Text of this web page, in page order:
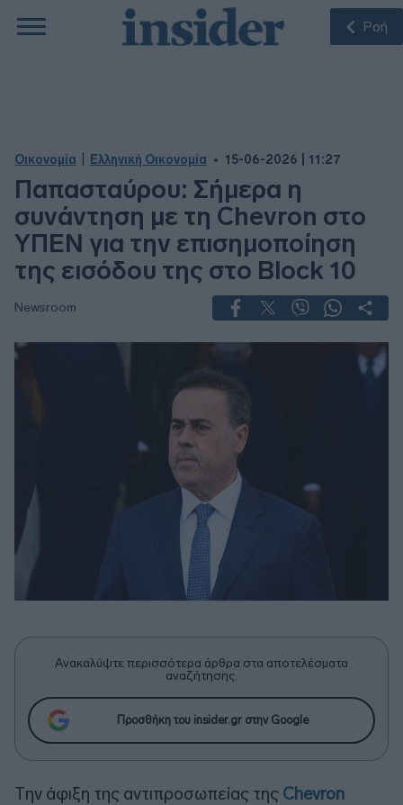
Ροή
Οικονομία Ελληνική Οικονομία 15-06-2026 | 11:27
Παπασταύρου: Σήμερα η
συνάντηση με τη Chevron στο
ΥΠΕΝ για την επισημοποίηση
της εισόδου της στο Block 10
Newsroom
Ανακαλύψτε περισσότερα άρθρα στα αποτελέσματα
αναζήτησης.
Προσθήκη του insider.gr στην Google
Tην άφιξη της αντιπροσωπείας της Chevron